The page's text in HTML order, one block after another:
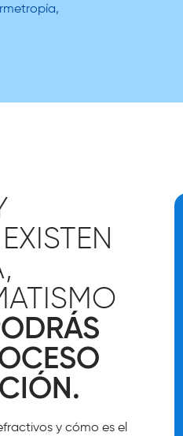
y cómo es el